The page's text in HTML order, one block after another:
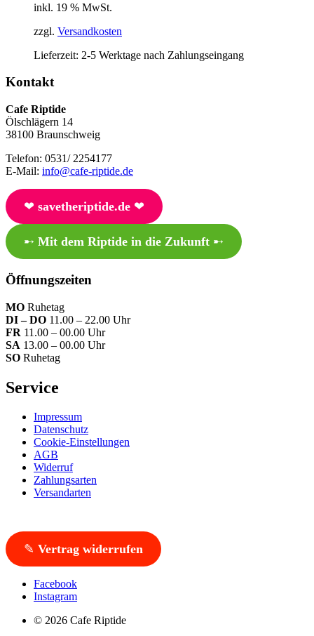
inkl. 19 % MwSt.
zzgl. Versandkosten
Lieferzeit: 2-5 Werktage nach Zahlungseingang
Kontakt
Cafe Riptide
Ölschlägern 14
38100 Braunschweig
Telefon: 0531/ 2254177
E-Mail: info@cafe-riptide.de
❤︎ savetheriptide.de❤︎
➸ Mit dem Riptide in die Zukunft➸
Öffnungszeiten
MO Ruhetag
DI – DO 11.00 – 22.00 Uhr
FR 11.00 – 00.00 Uhr
SA 13.00 – 00.00 Uhr
SO Ruhetag
Service
Impressum
Datenschutz
Cookie-Einstellungen
AGB
Widerruf
Zahlungsarten
Versandarten
✎ Vertrag widerrufen
Facebook
Instagram
© 2026 Cafe Riptide